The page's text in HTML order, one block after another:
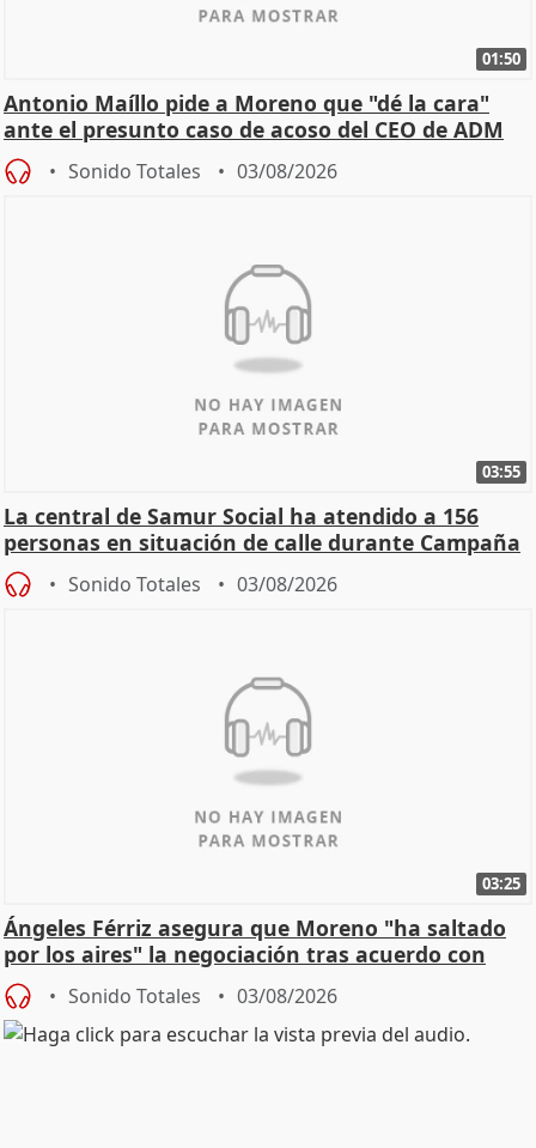
01:50
Antonio Maíllo pide a Moreno que "dé la cara"
ante el presunto caso de acoso del CEO de ADM
Sonido Totales 03/08/2026
03:55
La central de Samur Social ha atendido a 156
personas en situación de calle durante Campaña
de Calor
Sonido Totales 03/08/2026
03:25
Ángeles Férriz asegura que Moreno "ha saltado
por los aires" la negociación tras acuerdo con
SMA
Sonido Totales 03/08/2026